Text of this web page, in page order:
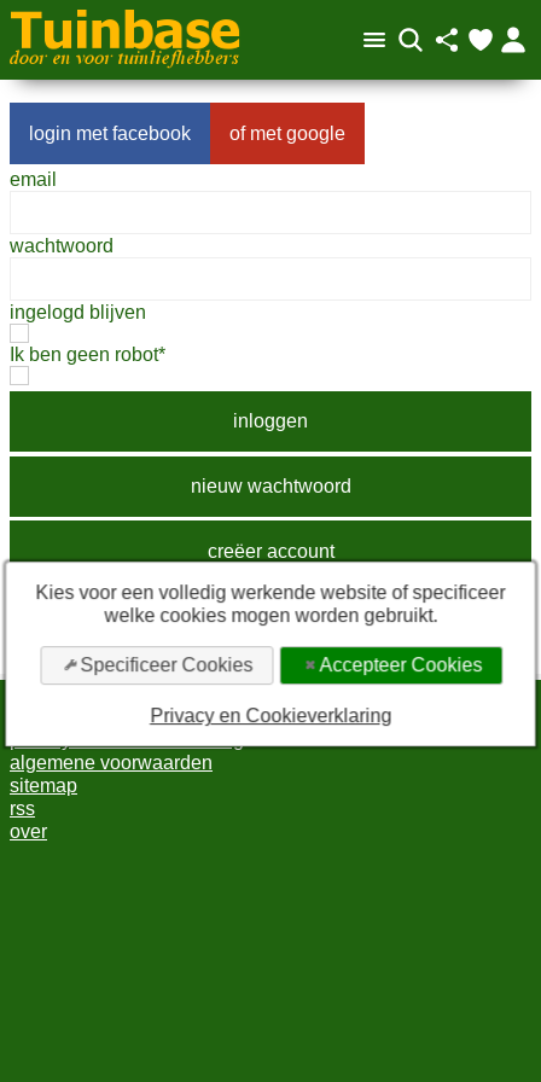
facebook google
email
wachtwoord
ingelogd blijven
Ik ben geen robot*
creëer account
* Vink deze checkbox aan om in te kunnen loggen.
Door in te loggen via sociale media gaat u akkoord met de
algemene voorwaardenen deprivacyverklaring.
bewerk cookie-instellingen
algemene voorwaarden
sitemap
rss
over
Kies voor een volledig werkende website of specificeer
welke cookies mogen worden gebruikt.
Specificeer Cookies Accepteer Cookies
Privacy en Cookieverklaring